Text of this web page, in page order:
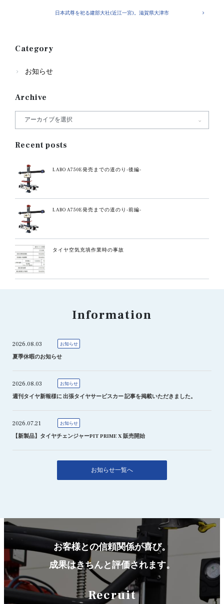
日本武尊を祀る建部大社(近江一宮)。滋賀県大津市
Category
お知らせ
Archive
Recent posts
LABO A750E発売までの道のり-後編-
LABO A750E発売までの道のり-前編-
タイヤ空気充填作業時の事故
Information
2026.08.03 お知らせ
夏季休暇のお知らせ
2026.08.03 お知らせ
週刊タイヤ新報様に 出張タイヤサービスカー 記事を掲載いただきました。
2026.07.21 お知らせ
【新製品】タイヤチェンジャーPIT PRIME X 販売開始
お知らせ一覧へ
お客様との信頼関係が喜び。
成果はきちんと評価されます。
Recruit